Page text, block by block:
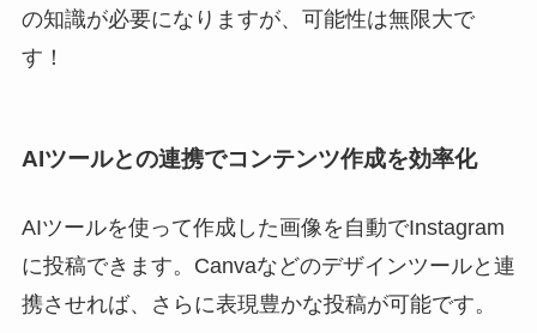
の知識が必要になりますが、可能性は無限大で
す！
AIツールとの連携でコンテンツ作成を効率化
AIツールを使って作成した画像を自動でInstagram
に投稿できます。Canvaなどのデザインツールと連
携させれば、さらに表現豊かな投稿が可能です。